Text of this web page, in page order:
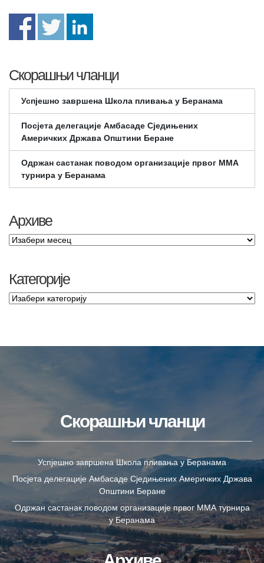
Скорашњи чланци
Успјешно завршена Школа пливања у Беранама
Посјета делегације Амбасаде Сједињених
Америчких Држава Општини Беране
Одржан састанак поводом организације првог ММА
турнира у Беранама
Архиве
Категорије
Скорашњи чланци
Успјешно завршена Школа пливања у Беранама
Посјета делегације Амбасаде Сједињених Америчких Држава
Општини Беране
Одржан састанак поводом организације првог ММА турнира
у Беранама